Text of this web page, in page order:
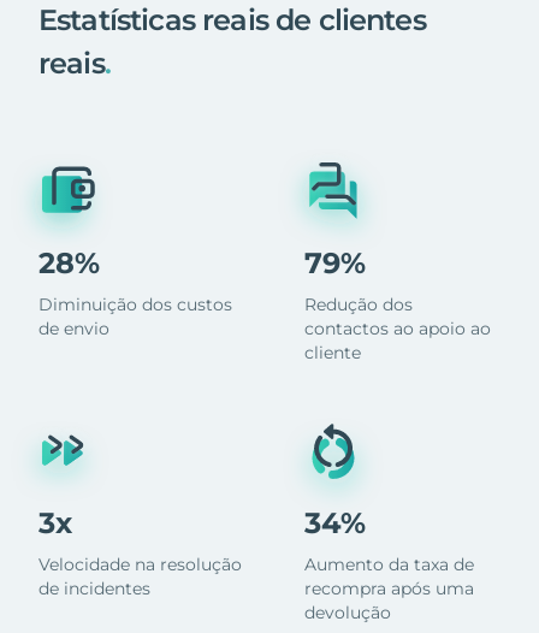
Estatísticas reais de clientes
reais.
28%
Diminuição dos custos
de envio
3x
Velocidade na resolução
de incidentes
79%
Redução dos
contactos ao apoio ao
cliente
34%
Aumento da taxa de
recompra após uma
devolução